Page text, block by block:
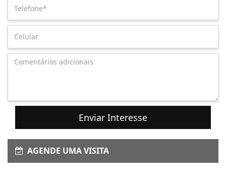
Enviar Interesse
AGENDE UMA VISITA